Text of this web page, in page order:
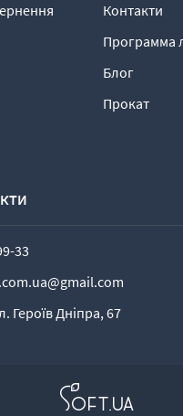
Контакти
Программа
Блог
Прокат
33
Героїв Дніпра, 67